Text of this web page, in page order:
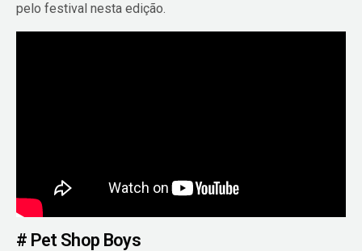
pelo festival nesta edição.
# Pet Shop Boys